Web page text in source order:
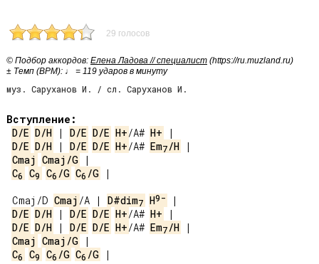
29 голосов
© Подбор аккордов: Елена Ладова // специалист (https://ru.muzland.ru)
± Темп (BPM): ♩ = 119 ударов в минуту
муз. Саруханов И. / сл. Саруханов И.
Вступление:
D/E D/H | D/E D/E H+/A# H+
D/E D/H | D/E D/E H+/A# Em7/H
Cmaj Cmaj/G
C6 C9 C6 /G C6 /G |
Cmaj/D Cmaj /A | D#dim7 H9-
D/E D/H | D/E D/E H+/A# H+
D/E D/H | D/E D/E H+/A# Em7/H
Cmaj Cmaj/G
C6 C9 C6 /G C6 /G |